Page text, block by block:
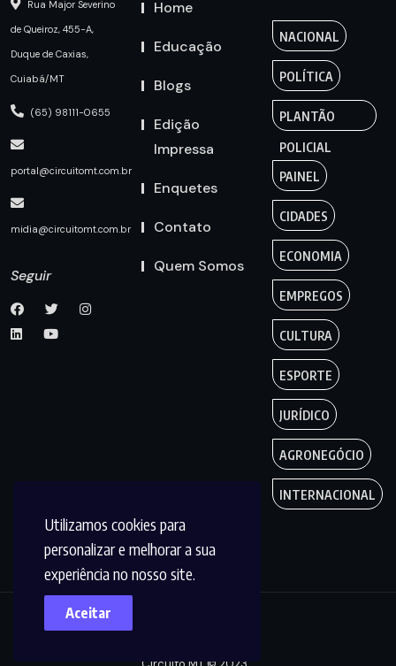
Utilizamos cookies para
personalizar e melhorar a sua
experiência no nosso site.
Aceitar
Rua Major Severino
de Queiroz, 455-A,
Duque de Caxias,
Cuiabá/MT
(65) 98111-0655
portal@circuitomt.com.br
midia@circuitomt.com.br
Seguir
Home
Educação
Blogs
Edição
Impressa
Enquetes
Contato
Quem Somos
NACIONAL
POLÍTICA
PLANTÃO
POLICIAL
PAINEL
CIDADES
ECONOMIA
EMPREGOS
CULTURA
ESPORTE
JURÍDICO
AGRONEGÓCIO
INTERNACIONAL